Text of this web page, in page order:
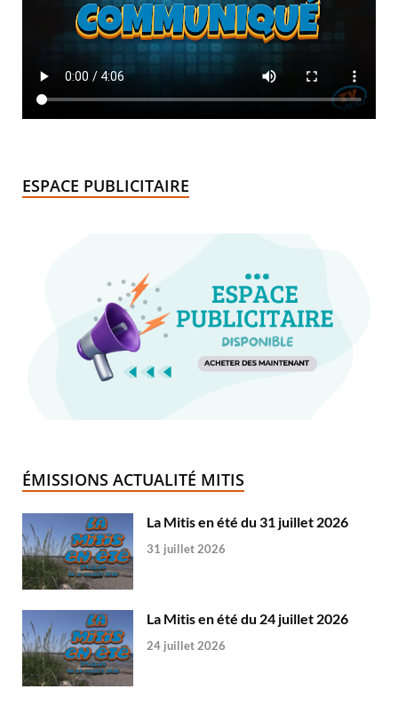
ESPACE PUBLICITAIRE
ÉMISSIONS ACTUALITÉ MITIS
La Mitis en été du 31 juillet 2026
31 juillet 2026
La Mitis en été du 24 juillet 2026
24 juillet 2026